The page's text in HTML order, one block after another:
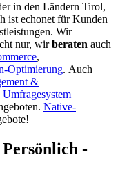
in den Ländern Tirol,
ist echonet für Kunden
Wir
nur, wirberaten auch
,
Optimierung. Auch
&
Umfragesystem
Native-
-